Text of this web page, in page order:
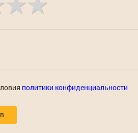
политики конфиденциальности